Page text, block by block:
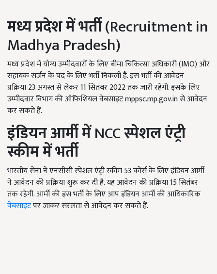
मध्य प्रदेश में भर्ती(Recruitment in
Madhya Pradesh)
मध्य प्रदेश में योग्य उम्मीदवारों के लिए बीमा चिकित्सा अधिकारी (IMO) और
सहायक सर्जन के पद के लिए भर्ती निकली है. इस भर्ती की आवेदन
प्रक्रिया23अगस्त से लेकर11सितंबर2022तक जारी रहेंगी. इसके लिए
उम्मीदवार विभाग की ऑफिशियल वेबसाइटmppsc.mp.gov.in से आवेदन
कर सकते हैं.
इंडियन आर्मी मेंNCCस्पेशल एंट्री
स्कीम में भर्ती
भारतीय सेना ने एनसीसी स्पेशल एंट्री स्कीम 53कोर्स के लिए इंडियन आर्मी
ने आवेदन की प्रक्रिया शुरू कर दी है. यह आवेदन की प्रक्रिया15सितंबर
तक रहेगी. आर्मी की इस भर्ती के लिए आप इंडियन आर्मी की आधिकारिक
वेबसाइटपर जाकर सरलता से आवेदन कर सकते हैं.